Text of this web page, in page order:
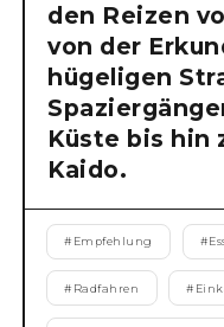
den Reizen
von der
hügeligen
Küste bis hin
Kaido.
# Empfehlung #
# Radfahren #